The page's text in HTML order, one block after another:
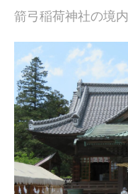
箭弓稲荷神社の境内